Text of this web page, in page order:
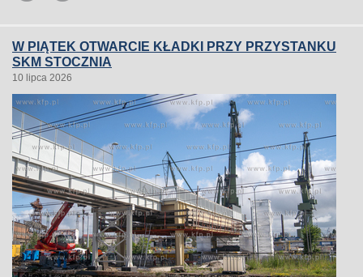
W PIĄTEK OTWARCIE KŁADKI PRZY PRZYSTANKU
SKM STOCZNIA
10 lipca 2026